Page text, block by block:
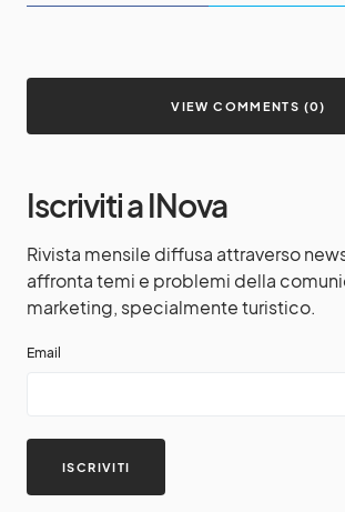
VIEW COMMENTS (0)
Iscriviti a INova
Rivista mensile diffusa attraverso
affronta temi e problemi della
marketing, specialmente turistico.
Email